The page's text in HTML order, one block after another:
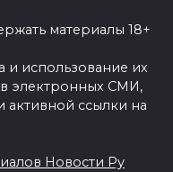
материалы 18+
и использование их
электронных СМИ,
ссылки на
Новости Ру